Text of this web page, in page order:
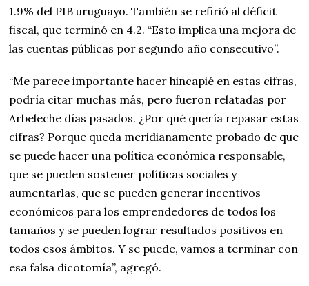
1.9% del PIB uruguayo. También se refirió al déficit
fiscal, que terminó en 4.2. “Esto implica una mejora de
las cuentas públicas por segundo año consecutivo”.
“Me parece importante hacer hincapié en estas cifras,
podría citar muchas más, pero fueron relatadas por
Arbeleche días pasados. ¿Por qué quería repasar estas
cifras? Porque queda meridianamente probado de que
se puede hacer una política económica responsable,
que se pueden sostener políticas sociales y
aumentarlas, que se pueden generar incentivos
económicos para los emprendedores de todos los
tamaños y se pueden lograr resultados positivos en
todos esos ámbitos. Y se puede, vamos a terminar con
esa falsa dicotomía”, agregó.